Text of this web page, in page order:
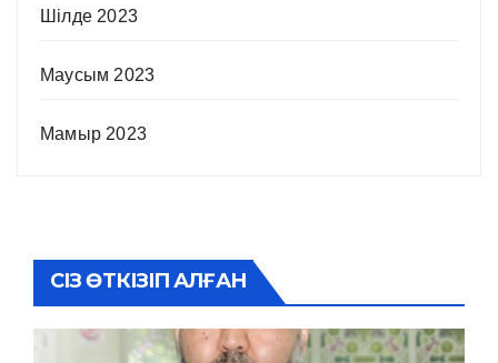
Шілде 2023
Маусым 2023
Мамыр 2023
СІЗ ӨТКІЗІП АЛҒАН